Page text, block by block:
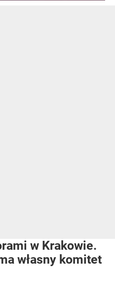
w Krakowie.
własny komitet